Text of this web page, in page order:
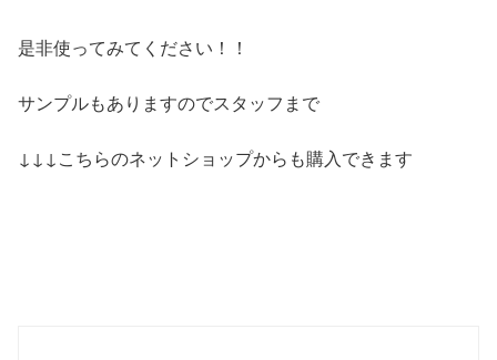
是非使ってみてください！！
サンプルもありますのでスタッフまで
↓↓↓こちらのネットショップからも購入できます